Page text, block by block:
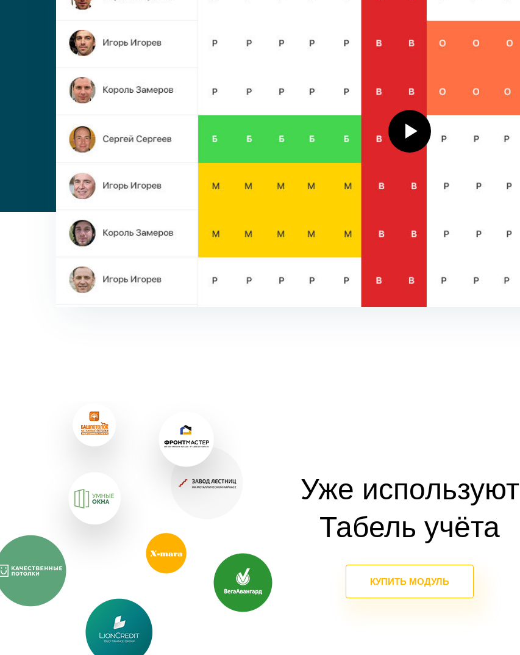
Уже используют
Табель учёта
КУПИТЬ МОДУЛЬ